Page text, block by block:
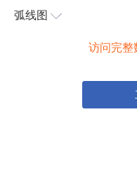
弧线图
访问完整